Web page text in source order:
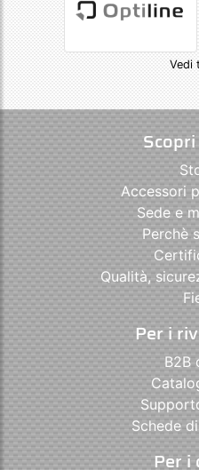
Vedi
Accessori
Sede e
Perchè
Qualità,
Per i
B2B
Schede
Per i